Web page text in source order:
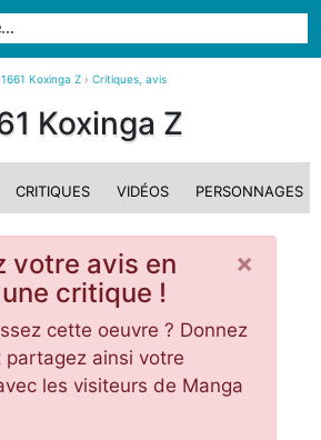
1661 Koxinga Z › Critiques, avis
Koxinga Z
CRITIQUES VIDÉOS PERSONNAGES
×
votre avis en
critique !
cette oeuvre ? Donnez
ainsi votre
les visiteurs de Manga